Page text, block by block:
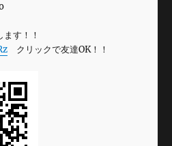
す！！
クリックで友達OK！！